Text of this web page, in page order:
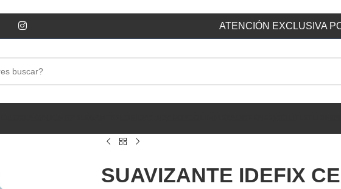
ATENCIÓN EXCLUSIVA
SUAVIZANTE IDEFIX